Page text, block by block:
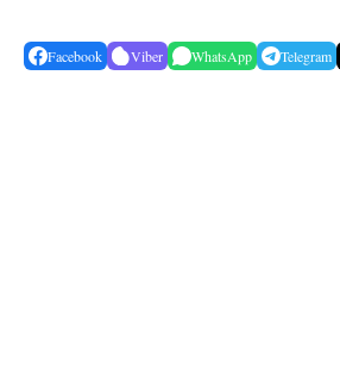
Facebook Viber WhatsApp Telegram